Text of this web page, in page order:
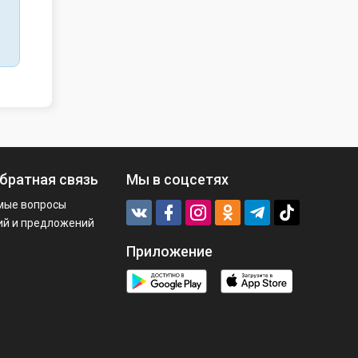
связь
вопросы
и предложений
Мы в соцсетях
Приложение